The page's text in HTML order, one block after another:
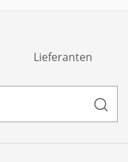
Lieferanten